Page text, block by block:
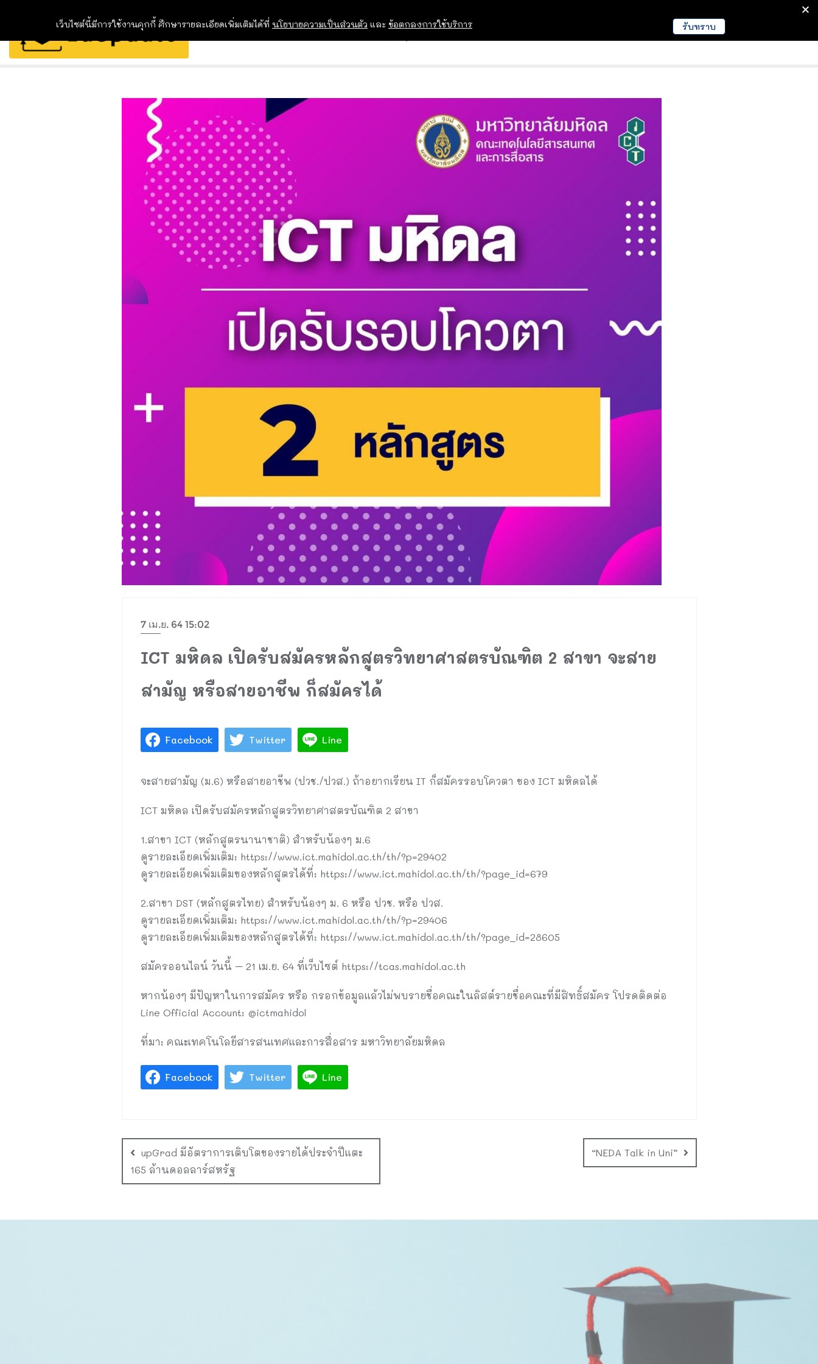
EDUCATION NEWS
7 เม.ย. 64 15:02
ICT มหิดล เปิดรับสมัครหลักสูตรวิทยาศาสตรบัณฑิต 2 สาขา จะสาย
สามัญ หรือสายอาชีพ ก็สมัครได้
Facebook Twitter Line
จะสายสามัญ (ม.6) หรือสายอาชีพ (ปวช./ปวส.) ถ้าอยากเรียน IT ก็สมัครรอบโควตา ของ ICT มหิดลได้
ICT มหิดล เปิดรับสมัครหลักสูตรวิทยาศาสตรบัณฑิต 2 สาขา
1.สาขา ICT (หลักสูตรนานาชาติ) สำหรับน้องๆ ม.6
ดูรายละเอียดเพิ่มเติม: https://www.ict.mahidol.ac.th/th/?p=29402
ดูรายละเอียดเพิ่มเติมของหลักสูตรได้ที่: https://www.ict.mahidol.ac.th/th/?page_id=679
2.สาขา DST (หลักสูตรไทย) สำหรับน้องๆ ม. 6 หรือ ปวช. หรือ ปวส.
ดูรายละเอียดเพิ่มเติม: https://www.ict.mahidol.ac.th/th/?p=29406
ดูรายละเอียดเพิ่มเติมของหลักสูตรได้ที่: https://www.ict.mahidol.ac.th/th/?page_id=28605
สมัครออนไลน์ วันนี้ – 21 เม.ย. 64 ที่เว็บไซต์ https://tcas.mahidol.ac.th
หากน้องๆ มีปัญหาในการสมัคร หรือ กรอกข้อมูลแล้วไม่พบรายชื่อคณะในลิสต์รายชื่อคณะที่มีสิทธิ์สมัคร โปรดติดต่อ
Line Official Account: @ictmahidol
ที่มา: คณะเทคโนโลยีสารสนเทศและการสื่อสาร มหาวิทยาลัยมหิดล
Facebook Twitter Line
upGrad มีอัตราการเติบโตของรายได้ประจำปีแตะ
165 ล้านดอลลาร์สหรัฐ
“NEDA Talk in Uni”
เว็บไซต์นี้มีการใช้งานคุกกี้ ศึกษารายละเอียดเพิ่มเติมได้ที่ นโยบายความเป็นส่วนตัว และ ข้อตกลงการใช้บริการ รับทราบ